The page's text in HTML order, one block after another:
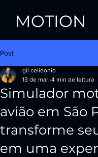
MOTION
Post
Simulador
avião em São
transforme
em uma
gil celidonio
13 de mar. 4 min de leitura